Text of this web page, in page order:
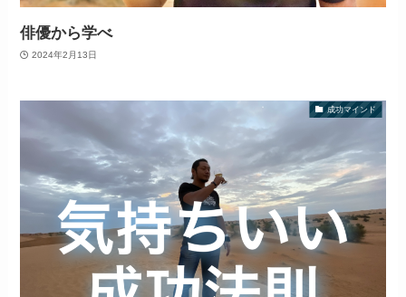
俳優から学べ
2024年2月13日
成功マインド